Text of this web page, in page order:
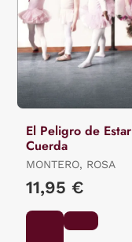
El Peligro de Estar
Cuerda
MONTERO, ROSA
11,95 €